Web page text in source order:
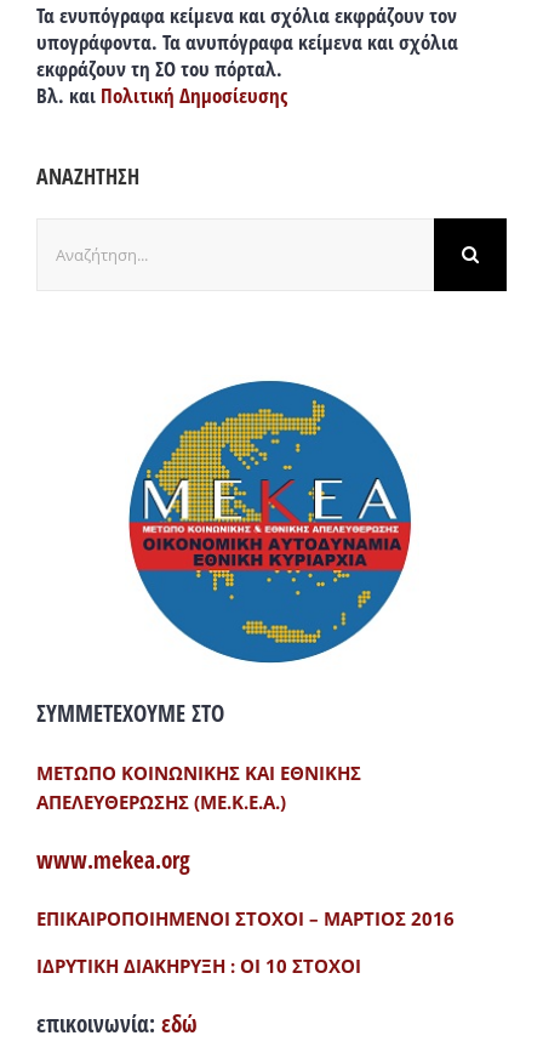
Τα ενυπόγραφα κείμενα και σχόλια εκφράζουν τον
υπογράφοντα. Τα ανυπόγραφα κείμενα και σχόλια
εκφράζουν τη ΣΟ του πόρταλ.
Βλ. και Πολιτική Δημοσίευσης
ΑΝΑΖΗΤΗΣΗ
για:
ΣΥΜΜΕΤΕΧΟΥΜΕ ΣΤΟ
ΜΕΤΩΠΟ ΚΟΙΝΩΝΙΚΗΣ ΚΑΙ ΕΘΝΙΚΗΣ
ΑΠΕΛΕΥΘΕΡΩΣΗΣ (ΜΕ.Κ.Ε.Α.)
www.mekea.org
ΕΠΙΚΑΙΡΟΠΟΙΗΜΕΝΟΙ ΣΤΟΧΟΙ – ΜΑΡΤΙΟΣ 2016
ΙΔΡΥΤΙΚΗ ΔΙΑΚΗΡΥΞΗ : ΟΙ 10 ΣΤΟΧΟΙ
επικοινωνία: εδώ